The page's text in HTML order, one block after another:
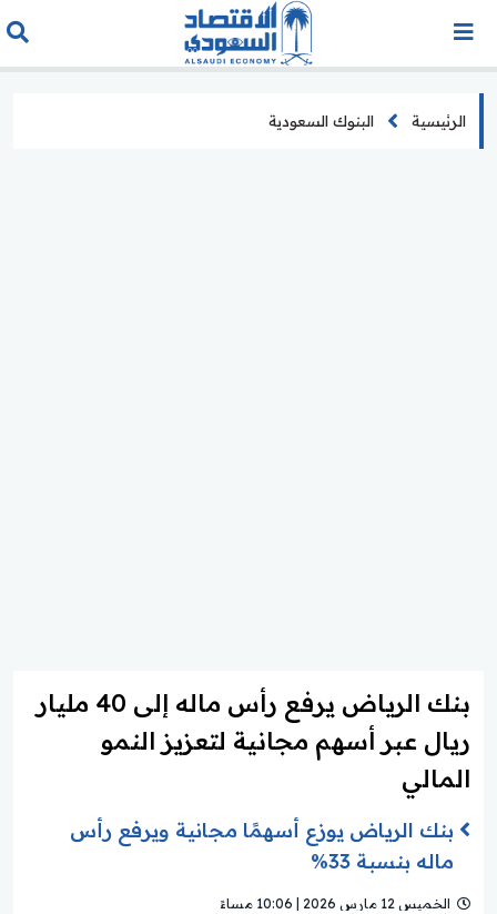
الرئيسية البنوك السعودية
بنك الرياض يرفع رأس ماله إلى 40 مليار
ريال عبر أسهم مجانية لتعزيز النمو
المالي
بنك الرياض يوزع أسهمًا مجانية ويرفع رأس
ماله بنسبة 33%
الخميس 12 مارس 2026 | 10:06 مساءً